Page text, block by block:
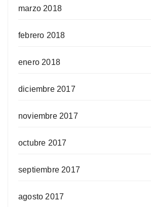
marzo 2018
febrero 2018
enero 2018
diciembre 2017
noviembre 2017
octubre 2017
septiembre 2017
agosto 2017